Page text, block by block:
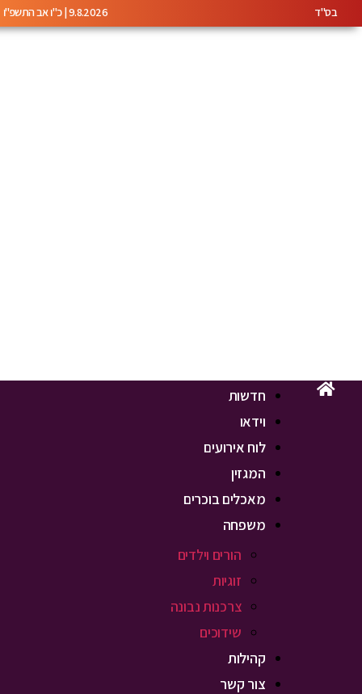
בס"ד 9.8.2026 | כ"ו אב התשפ"ו
חדשות
וידאו
לוח אירועים
המגזין
מאכלים בוכרים
משפחה
הורים וילדים
זוגיות
צרכנות נבונה
שידוכים
קהילות
צור קשר